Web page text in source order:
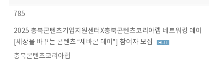
785
2025 충북콘텐츠기업지원센터X충북콘텐츠코리아랩 네트워킹 데이
[세상을 바꾸는 콘텐츠 “세바콘 데이”] 참여자 모집
충북콘텐츠코리아랩